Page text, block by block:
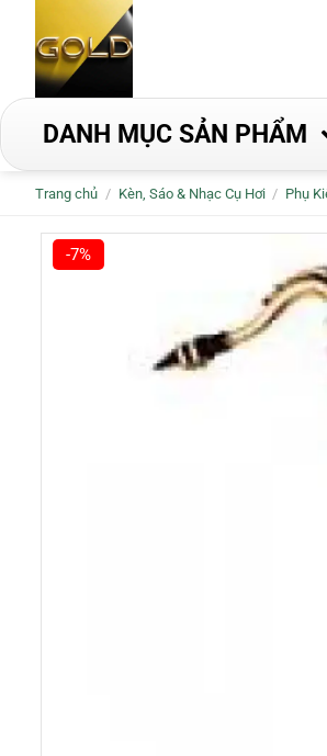
dung
DANH MỤC SẢN PHẨM
Trang chủ / Kèn, Sáo & Nhạc Cụ Hơi / Phụ
-7%